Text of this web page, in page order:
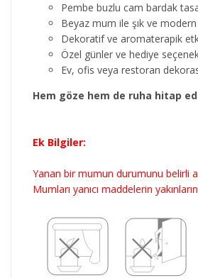
Pembe buzlu cam bardak
Beyaz mum ile şık ve
Dekoratif ve aromaterapik
Özel günler ve hediye
Ev, ofis veya restoran
Hem göze hem de ruha hitap
Ek Bilgiler:
Yanan bir mumun durumunu belirli
Mumları yanıcı maddelerin